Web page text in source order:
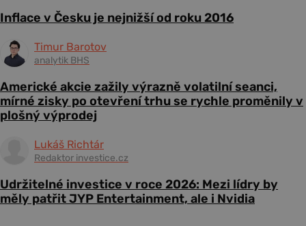
Inflace v Česku je nejnižší od roku 2016
Timur Barotov
analytik BHS
Americké akcie zažily výrazně volatilní seanci,
mírné zisky po otevření trhu se rychle proměnily v
plošný výprodej
Lukáš Richtár
Redaktor investice.cz
Udržitelné investice v roce 2026: Mezi lídry by
měly patřit JYP Entertainment, ale i Nvidia